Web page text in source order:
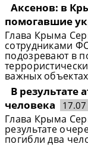
Аксенов: в
помогавшие
Глава Крыма
сотрудниками
подозревают в
важных
В результате
человека
17.07
Глава Крыма
результате
погибли два